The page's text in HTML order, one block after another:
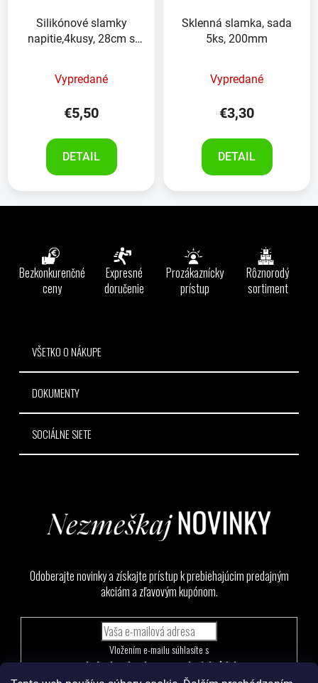
Silikónové slamky
napitie,4kusy, 28cm s
Vypredané
€5,50
DETAIL
Sklenná slamka, sada
5ks, 200mm
Vypredané
€3,30
DETAIL
Bezkonkurenčné
ceny
Expresné
doručenie
Prozákaznícky
prístup
Rôznorodý
sortiment
VŠETKO O NÁKUPE
DOKUMENTY
SOCIÁLNE SIETE
Odoberajte novinky a získajte prístup k prebiehajúcim predajným
akciám a zľavovým kupónom.
podmienkami ochrany osobných údajov